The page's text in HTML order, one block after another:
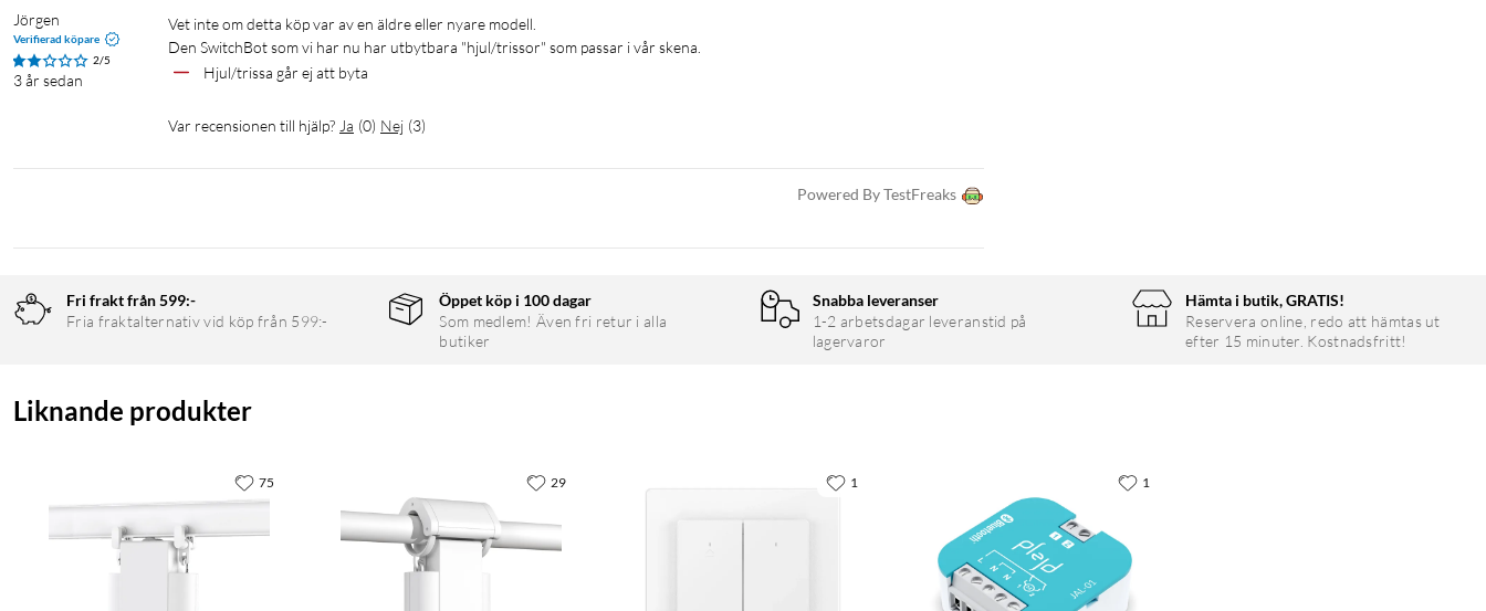
Jörgen
Verifierad köpare
2/5
3 år sedan
Vet inte om detta köp var av en äldre eller nyare modell.
Den SwitchBot som vi har nu har utbytbara "hjul/trissor" som passar i vår skena.
Hjul/trissa går ej att byta
Var recensionen till hjälp? Ja (0) Nej (3)
Powered By TestFreaks
Fri frakt från 599:-
Fria fraktalternativ vid köp från 599:-
Öppet köp i 100 dagar
Som medlem! Även fri retur i alla
butiker
Snabba leveranser
1-2 arbetsdagar leveranstid på
lagervaror
Hämta i butik, GRATIS!
Reservera online, redo att hämtas ut
efter 15 minuter. Kostnadsfritt!
Liknande produkter
75 29 1 1